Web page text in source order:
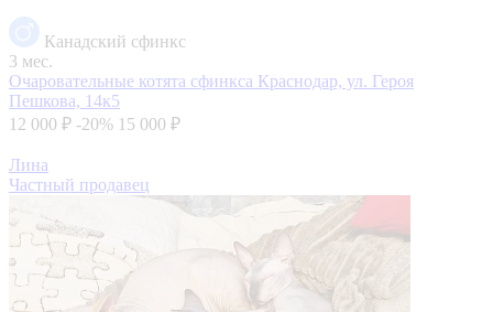
Канадский сфинкс
3 мес.
Очаровательные котята сфинкса Краснодар, ул. Героя
Пешкова, 14к5
12 000 ₽ -20% 15 000 ₽
Лина
Частный продавец